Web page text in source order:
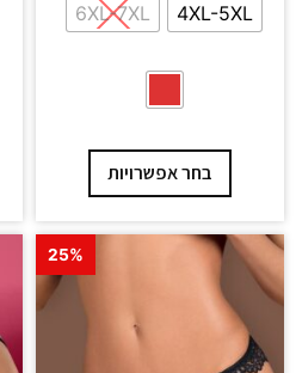
4XL-5XL
6XL-7XL
בחר אפשרויות
25%